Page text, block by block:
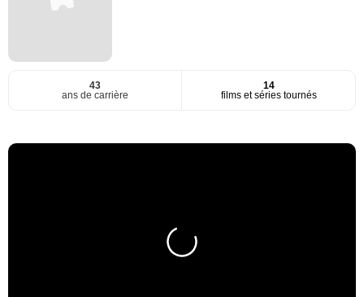
43
ans de carrière
14
films et séries tournés